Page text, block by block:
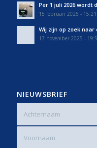
Per 1 juli 2026
15 februari 2026 - 15:21
Wij zijn op zoek
17 november 2025 -
NIEUWSBRIEF